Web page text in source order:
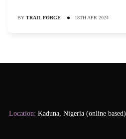
BY TRAIL FORGE 18TH APR 2024
Location: Kaduna, Nigeria (online based)